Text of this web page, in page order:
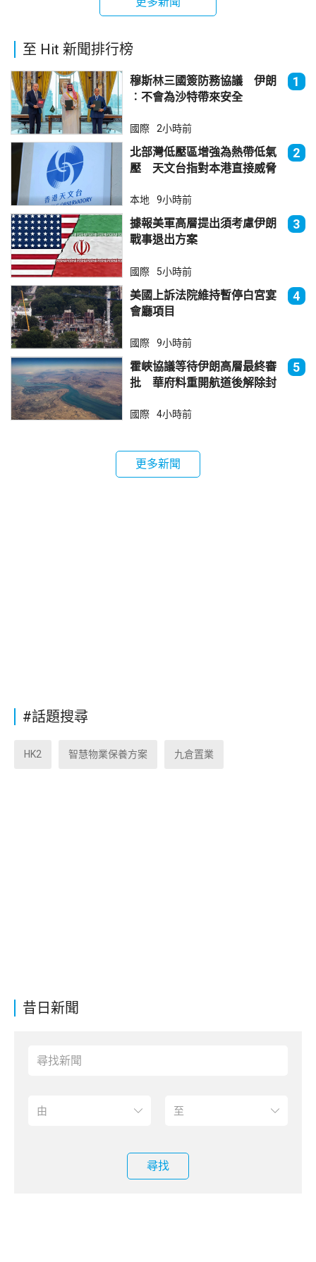
昔日新聞
尋找
至 Hit 新聞排行榜
穆斯林三國簽防務協議 伊朗
︰不會為沙特帶來安全
1
國際 2小時前
北部灣低壓區增強為熱帶低氣
壓 天文台指對本港直接威脅
2
本地 9小時前
據報美軍高層提出須考慮伊朗
戰事退出方案
3
國際 5小時前
美國上訴法院維持暫停白宮宴
會廳項目
4
國際 9小時前
霍峽協議等待伊朗高層最終審
批 華府料重開航道後解除封
5
國際 4小時前
更多新聞
#話題搜尋
HK2 智慧物業保養方案 九倉置業